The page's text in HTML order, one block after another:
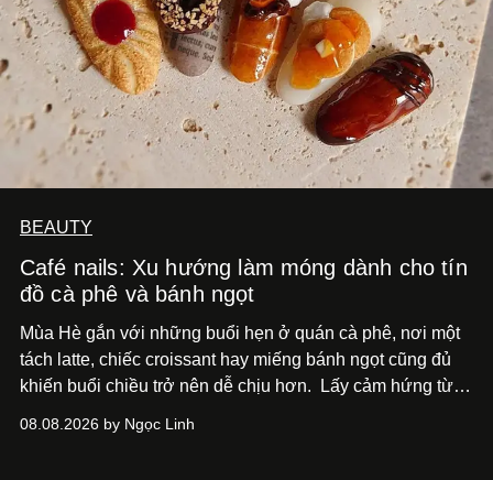
BEAUTY
Café nails: Xu hướng làm móng dành cho tín
đồ cà phê và bánh ngọt
Mùa Hè gắn với những buổi hẹn ở quán cà phê, nơi một
tách latte, chiếc croissant hay miếng bánh ngọt cũng đủ
khiến buổi chiều trở nên dễ chịu hơn.
Lấy cảm hứng từ
sử dụng bảng màu nâu sữa, kem, trắng ngà cùng những
08.08.2026 by Ngọc Linh